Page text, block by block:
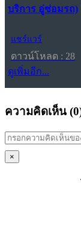
บริการ อู่ซ่อมรถ)
แชร์แวร์
ดาวน์โหลด : 28
ดูเพิ่มอีก...
ความคิดเห็น (0
×